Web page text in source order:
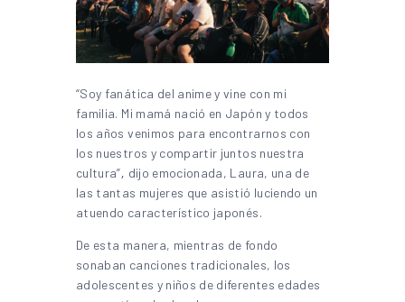
“Soy fanática del anime y vine con mi
familia. Mi mamá nació en Japón y todos
los años venimos para encontrarnos con
los nuestros y compartir juntos nuestra
cultura”, dijo emocionada, Laura, una de
las tantas mujeres que asistió luciendo un
atuendo característico japonés.
De esta manera, mientras de fondo
sonaban canciones tradicionales, los
adolescentes y niños de diferentes edades